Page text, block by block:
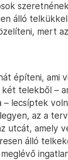
álló
mert
építeni, ami
telekből –
– lecsíptek
az a
utcát, amely
álló